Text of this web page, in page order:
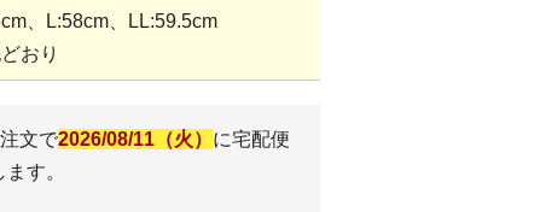
、L:58cm、LL:59.5cm
おり
文で2026/08/11（火） に宅配便
す。